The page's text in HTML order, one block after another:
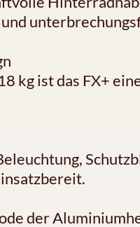
kg ist das FX+
der